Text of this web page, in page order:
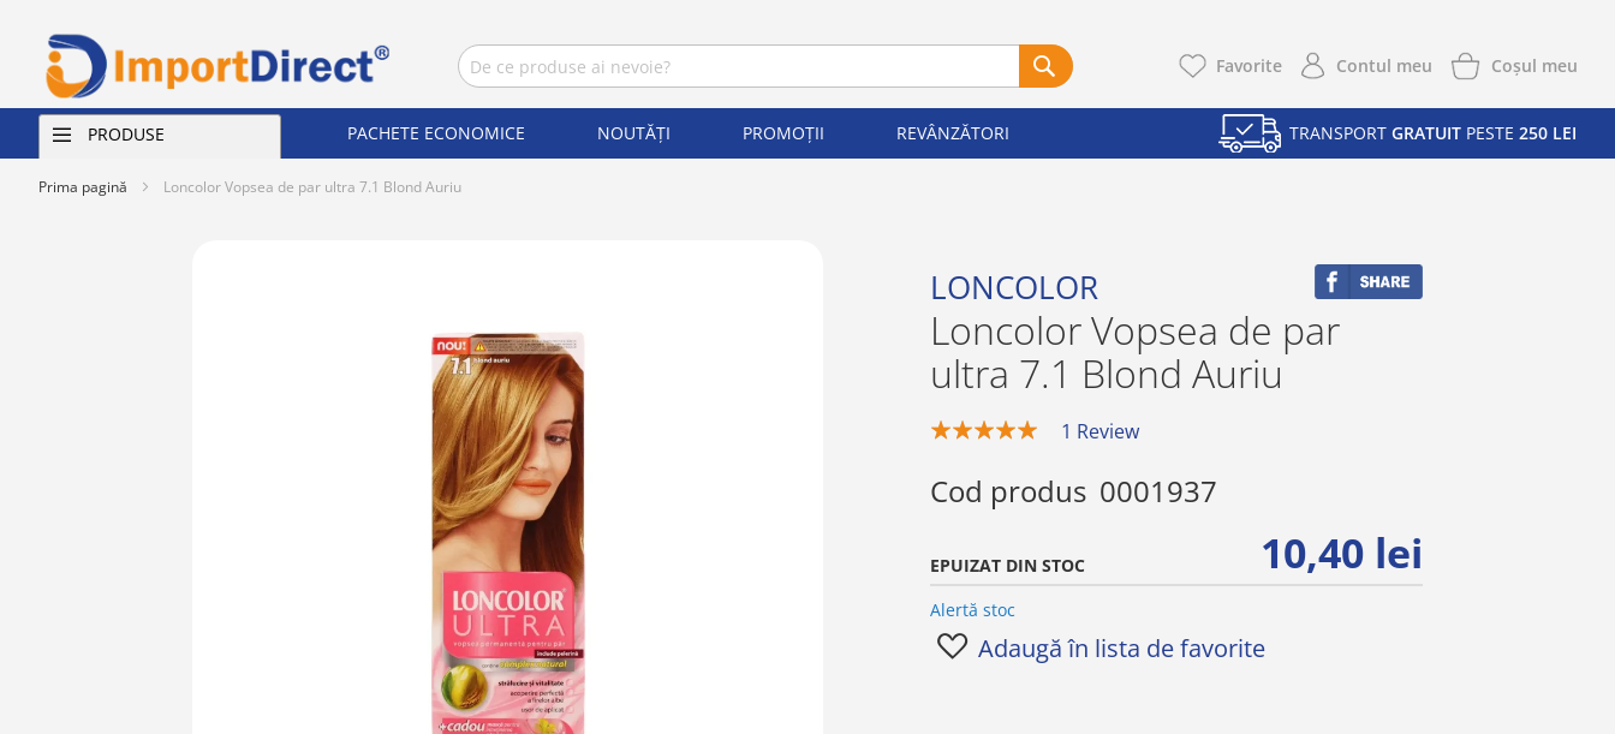
Favorite Contul meu Coşul meu
PRODUSE PACHETE ECONOMICE NOUTĂȚI PROMOȚII REVÂNZĂTORI TRANSPORT GRATUIT PESTE 250 LEI
Prima pagină Loncolor Vopsea de par ultra 7.1 Blond Auriu
LONCOLOR
Loncolor Vopsea de par
ultra 7.1 Blond Auriu
1 Review
EPUIZAT DIN STOC
Cod produs 0001937
10,40 lei
Alertă stoc
Adaugă în lista de favorite